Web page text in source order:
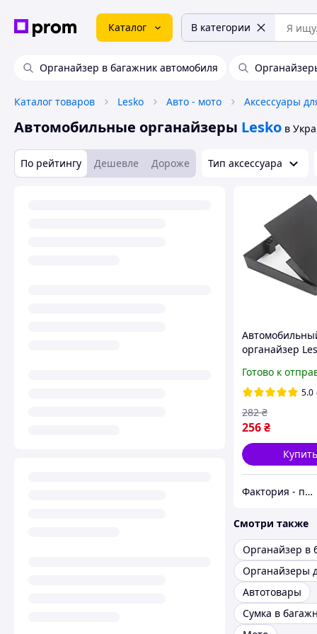
Каталог В категории
Органайзер в багажник автомобиля
Каталог товаров Lesko Авто - мото Аксессуары
Автомобильные органайзеры Lesko в
По рейтингу Дешевле Дороже Тип аксессуара
органайзер
(TSL23021403) в
подлокотник
компактный
пластиковый
Готово к
5.0
256₴
282 ₴
Фактория - персональная техника
Смотри также
Органайзеры
Автотовары